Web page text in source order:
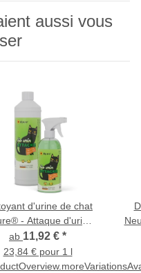
aussi vous
d'urine de chat
- Attaque d'urine
- Éliminateur
d'odeurs à micro-
organismes
ab 11,92 € *
23,84 € pour 1 l